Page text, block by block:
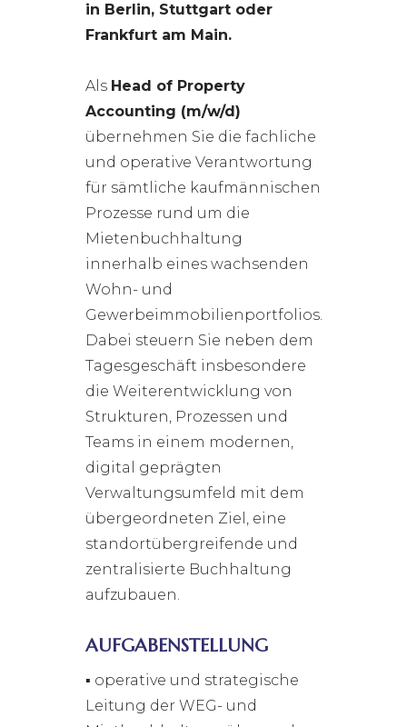
in Berlin, Stuttgart oder
Frankfurt am Main.
Als Head of Property
Accounting (m/w/d)
übernehmen Sie die fachliche
und operative Verantwortung
für sämtliche kaufmännischen
Prozesse rund um die
Mietenbuchhaltung
innerhalb eines wachsenden
Wohn- und
Gewerbeimmobilienportfolios.
Dabei steuern Sie neben dem
Tagesgeschäft insbesondere
die Weiterentwicklung von
Strukturen, Prozessen und
Teams in einem modernen,
digital geprägten
Verwaltungsumfeld mit dem
übergeordneten Ziel, eine
standortübergreifende und
zentralisierte Buchhaltung
aufzubauen.
AUFGABENSTELLUNG
▪ operative und strategische
Leitung der WEG- und